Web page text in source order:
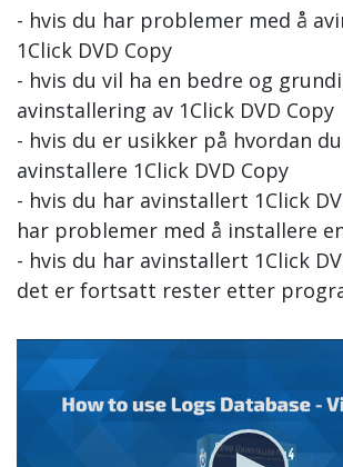
- hvis du har problemer med å
1Click DVD Copy
- hvis du vil ha en bedre og
avinstallering av 1Click DVD Copy
- hvis du er usikker på hvordan
avinstallere 1Click DVD Copy
- hvis du har avinstallert 1Click
har problemer med å installere
- hvis du har avinstallert 1Click
det er fortsatt rester etter